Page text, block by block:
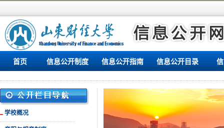
首页 信息公开制度 信息公开指南 信息公开目录
学校概况